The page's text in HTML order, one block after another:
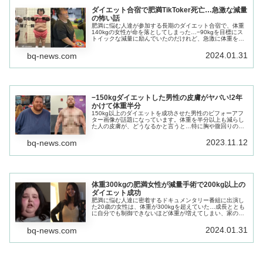
ダイエット合宿で肥満TikToker死亡…急激な減量
の怖い話
肥満に悩む人達が参加する長期のダイエット合宿で、体重
140kgの女性が命を落としてしまった…−90kgを目標にス
トイックな減量に励んでいたのだけれど、急激に体重を落
bq-news.com 2024.01.31
−150kgダイエットした男性の皮膚がヤバい!2年
かけて体重半分
150kg以上のダイエットを成功させた男性のビフォーアフ
ター画像が話題になっています。体重を半分以上も減らし
た人の皮膚が、どうなるかと言うと…特に胸や腹回りの皮
bq-news.com 2023.11.12
体重300kgの肥満女性が減量手術で200kg以上の
ダイエット成功
肥満に悩む人達に密着するドキュメンタリー番組に出演し
た20歳の女性は、体重が300kgを超えていた…成長ととも
に自分でも制御できないほど体重が増えてしまい、家の中
bq-news.com 2024.01.31